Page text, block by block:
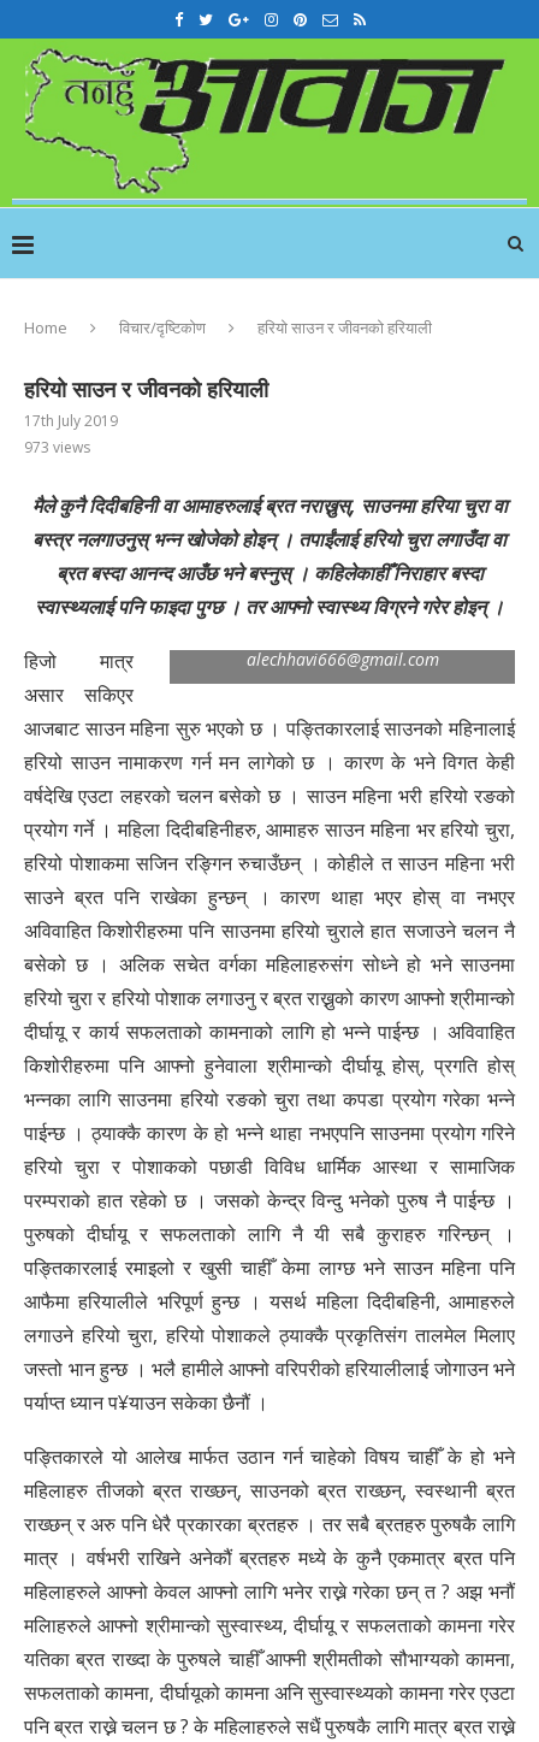
Home विचार/दृष्टिकोण हरियो साउन र जीवनको हरियाली
हरियो साउन र जीवनको हरियाली
17th July 2019
973 views
मैले कुनै दिदीबहिनी वा आमाहरुलाई ब्रत नराख्नुस्, साउनमा हरिया चुरा वा
बस्त्र नलगाउनुस् भन्न खोजेको होइन् । तपाईंलाई हरियो चुरा लगाउँदा वा
ब्रत बस्दा आनन्द आउँछ भने बस्नुस् । कहिलेकाहीँ निराहार बस्दा
स्वास्थ्यलाई पनि फाइदा पुग्छ । तर आफ्नो स्वास्थ्य विग्रने गरेर होइन् ।
alechhavi666@gmail.com
हिजो मात्र
असार सकिएर
आजबाट साउन महिना सुरु भएको छ । पङ्तिकारलाई साउनको महिनालाई
हरियो साउन नामाकरण गर्न मन लागेको छ । कारण के भने विगत केही
वर्षदेखि एउटा लहरको चलन बसेको छ । साउन महिना भरी हरियो रङको
प्रयोग गर्ने । महिला दिदीबहिनीहरु, आमाहरु साउन महिना भर हरियो चुरा,
हरियो पोशाकमा सजिन रङ्गिन रुचाउँछन् । कोहीले त साउन महिना भरी
साउने ब्रत पनि राखेका हुन्छन् । कारण थाहा भएर होस् वा नभएर
अविवाहित किशोरीहरुमा पनि साउनमा हरियो चुराले हात सजाउने चलन नै
बसेको छ । अलिक सचेत वर्गका महिलाहरुसंग सोध्ने हो भने साउनमा
हरियो चुरा र हरियो पोशाक लगाउनु र ब्रत राख्नुको कारण आफ्नो श्रीमान्को
दीर्घायू र कार्य सफलताको कामनाको लागि हो भन्ने पाईन्छ । अविवाहित
किशोरीहरुमा पनि आफ्नो हुनेवाला श्रीमान्को दीर्घायू होस्, प्रगति होस्
भन्नका लागि साउनमा हरियो रङको चुरा तथा कपडा प्रयोग गरेका भन्ने
पाईन्छ । ठ्याक्कै कारण के हो भन्ने थाहा नभएपनि साउनमा प्रयोग गरिने
हरियो चुरा र पोशाकको पछाडी विविध धार्मिक आस्था र सामाजिक
परम्पराको हात रहेको छ । जसको केन्द्र विन्दु भनेको पुरुष नै पाईन्छ ।
पुरुषको दीर्घायू र सफलताको लागि नै यी सबै कुराहरुगरिन्छन् ।
पङ्तिकारलाई रमाइलो र खुसी चाहीँ केमा लाग्छ भने साउन महिना पनि
आफैमा हरियालीले भरिपूर्णहुन्छ । यसर्थ महिला दिदीबहिनी, आमाहरुले
लगाउने हरियो चुरा, हरियो पोशाकले ठ्याक्कै प्रकृतिसंग तालमेल मिलाए
जस्तो भान हुन्छ । भलै हामीले आफ्नो वरिपरीको हरियालीलाई जोगाउन भने
पर्याप्त ध्यान प¥याउन सकेका छैनौं ।
पङ्तिकारले यो आलेख मार्फत उठान गर्न चाहेको विषय चाहीँ के हो भने
महिलाहरु तीजको ब्रत राख्छन्, साउनको ब्रत राख्छन्, स्वस्थानी ब्रत
राख्छन् र अरु पनि धेरै प्रकारका ब्रतहरु । तर सबै ब्रतहरु पुरुषकै लागि
मात्र । वर्षभरी राखिने अनेकौं ब्रतहरु मध्ये के कुनै एकमात्र ब्रत पनि
महिलाहरुले आफ्नो केवल आफ्नो लागि भनेर राख्ने गरेका छन् त ? अझ भनौं
मलिाहरुले आफ्नो श्रीमान्को सुस्वास्थ्य, दीर्घायू र सफलताको कामना गरेर
यतिका ब्रत राख्दा के पुरुषले चाहीँ आफ्नी श्रीमतीको सौभाग्यको कामना,
सफलताको कामना, दीर्घायूको कामना अनि सुस्वास्थ्यको कामना गरेर एउटा
पनि ब्रत राख्ने चलन छ ? के महिलाहरुले सधैं पुरुषकै लागि मात्र ब्रत राख्ने